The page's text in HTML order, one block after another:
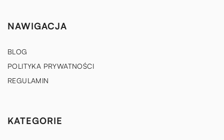
NAWIGACJA
BLOG
POLITYKA PRYWATNOŚCI
REGULAMIN
KATEGORIE